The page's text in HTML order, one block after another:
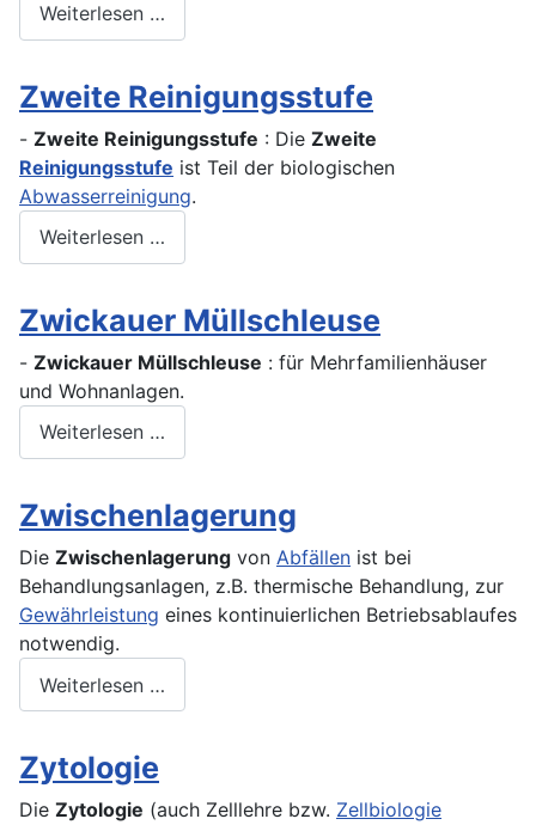
Weiterlesen …
Zweite Reinigungsstufe
- Zweite Reinigungsstufe : Die Zweite
Reinigungsstufe ist Teil der biologischen
Abwasserreinigung.
Weiterlesen …
Zwickauer Müllschleuse
- Zwickauer Müllschleuse : für Mehrfamilienhäuser
und Wohnanlagen.
Weiterlesen …
Zwischenlagerung
Die Zwischenlagerung von Abfällen ist bei
Behandlungsanlagen, z.B. thermische Behandlung, zur
Gewährleistung eines kontinuierlichen Betriebsablaufes
notwendig.
Weiterlesen …
Zytologie
Die Zytologie (auch Zelllehre bzw. Zellbiologie